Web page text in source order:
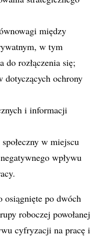
między
w tym
do rozłączenia się;
dotyczących ochrony
i informacji
w miejscu
wpływu
osiągnięte po dwóch
roboczej powołanej
cyfryzacji na pracę i